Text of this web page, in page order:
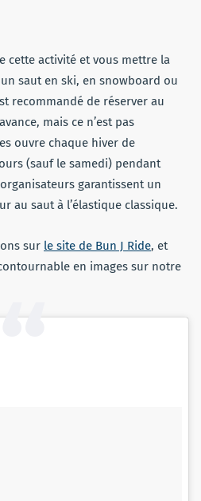
cette activité et vous mettre la
saut en ski, en snowboard ou
recommandé de réserver au
mais ce n’est pas
ouvre chaque hiver de
(sauf le samedi) pendant
garantissent un
au saut à l’élastique classique.
sur le site de Bun J Ride, et
en images sur notre